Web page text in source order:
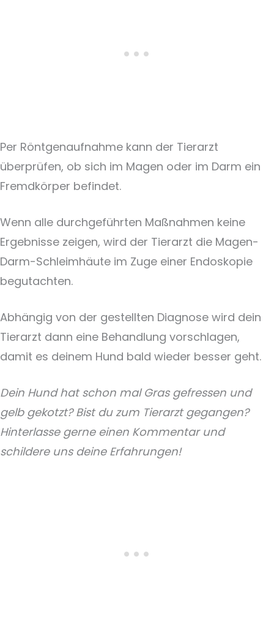
Per Röntgenaufnahme kann der Tierarzt
überprüfen, ob sich im Magen oder im Darm ein
Fremdkörper befindet.
Wenn alle durchgeführten Maßnahmen keine
Ergebnisse zeigen, wird der Tierarzt die Magen-
Darm-Schleimhäute im Zuge einer Endoskopie
begutachten.
Abhängig von der gestellten Diagnose wird dein
Tierarzt dann eine Behandlung vorschlagen,
damit es deinem Hund bald wieder besser geht.
Dein Hund hat schon mal Gras gefressen und
gelb gekotzt? Bist du zum Tierarzt gegangen?
Hinterlasse gerne einen Kommentar und
schildere uns deine Erfahrungen!